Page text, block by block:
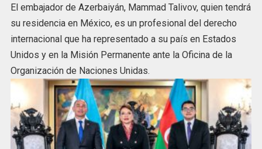
El embajador de Azerbaiyán, Mammad Talivov, quien tendrá
su residencia en México, es un profesional del derecho
internacional que ha representado a su país en Estados
Unidos y en la Misión Permanente ante la Oficina de la
Organización de Naciones Unidas.